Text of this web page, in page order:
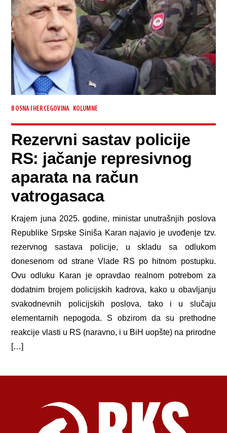
BOSNA I HERCEGOVINA KOLUMNE
Rezervni sastav policije
RS: jačanje represivnog
aparata na račun
vatrogasaca
Krajem juna 2025. godine, ministar unutrašnjih poslova
Republike Srpske Siniša Karan najavio je uvođenje tzv.
rezervnog sastava policije, u skladu sa odlukom
donesenom od strane Vlade RS po hitnom postupku.
Ovu odluku Karan je opravdao realnom potrebom za
dodatnim brojem policijskih kadrova, kako u obavljanju
svakodnevnih policijskih poslova, tako i u slučaju
elementarnih nepogoda. S obzirom da su prethodne
reakcije vlasti u RS (naravno, i u BiH uopšte) na prirodne
[…]